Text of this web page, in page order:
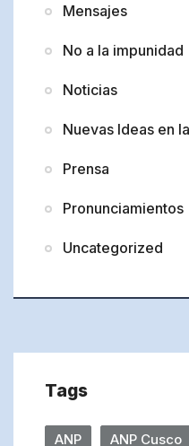
Mensajes
No a la impunidad
Noticias
Nuevas Ideas en
Prensa
Pronunciamientos
Uncategorized
Tags
ANP ANP Cusco